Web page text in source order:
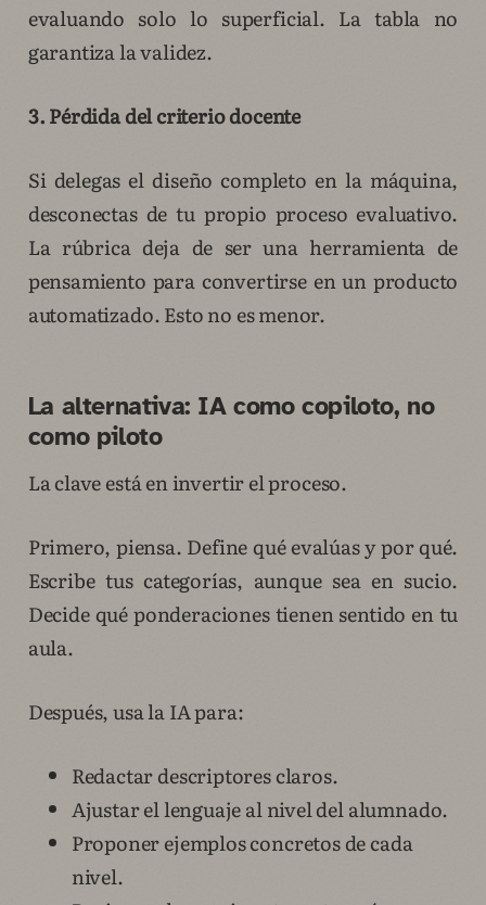
evaluando solo lo superficial. La tabla no
garantiza la validez.
3. Pérdida del criterio docente
Si delegas el diseño completo en la máquina,
desconectas de tu propio proceso evaluativo.
La rúbrica deja de ser una herramienta de
pensamiento para convertirse en un producto
automatizado. Esto no es menor.
La alternativa: IA como copiloto, no
como piloto
La clave está en invertir el proceso.
Primero, piensa. Define qué evalúas y por qué.
Escribe tus categorías, aunque sea en sucio.
Decide qué ponderaciones tienen sentido en tu
aula.
Después, usa la IA para:
Redactar descriptores claros.
Ajustar el lenguaje al nivel del alumnado.
Proponer ejemplos concretos de cada
nivel.